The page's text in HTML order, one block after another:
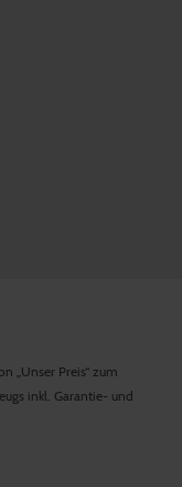
„Unser Preis“ zum
inkl. Garantie- und